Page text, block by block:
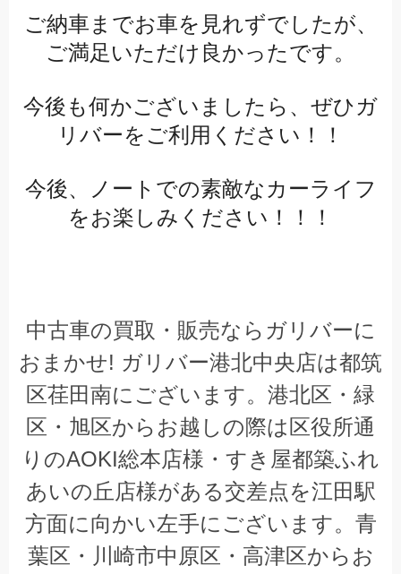
ご納車までお車を見れずでしたが、
ご満足いただけ良かったです。
今後も何かございましたら、ぜひガ
リバーをご利用ください！！
今後、ノートでの素敵なカーライフ
をお楽しみください！！！
中古車の買取・販売ならガリバーに
おまかせ! ガリバー港北中央店は都筑
区荏田南にございます。港北区・緑
区・旭区からお越しの際は区役所通
りのAOKI総本店様・すき屋都築ふれ
あいの丘店様がある交差点を江田駅
方面に向かい左手にございます。青
葉区・川崎市中原区・高津区からお